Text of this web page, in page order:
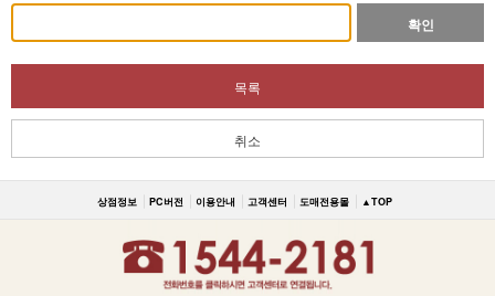
확인
목록
취소
상점정보 PC버전 이용안내 고객센터 도매전용몰 ▲TOP